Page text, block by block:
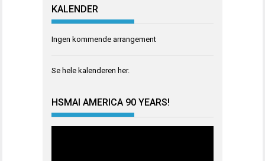
KALENDER
Ingen kommende arrangement
Se hele kalenderen her.
HSMAI AMERICA 90 YEARS!